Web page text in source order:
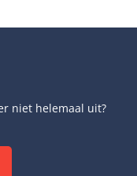
niet helemaal uit?